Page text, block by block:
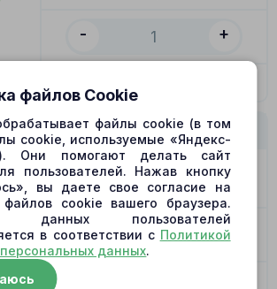
- +
118.4x97
Позиция 6
Цена 15460.00₽
- +
В корзину
файлов Cookie
файлы cookie (в том
cookie, используемые «Яндекс-
Они помогают делать сайт
пользователей. Нажав кнопку
вы даете свое согласие на
файлов cookie вашего браузера.
данных пользователей
в соответствии с Политикой
данных.